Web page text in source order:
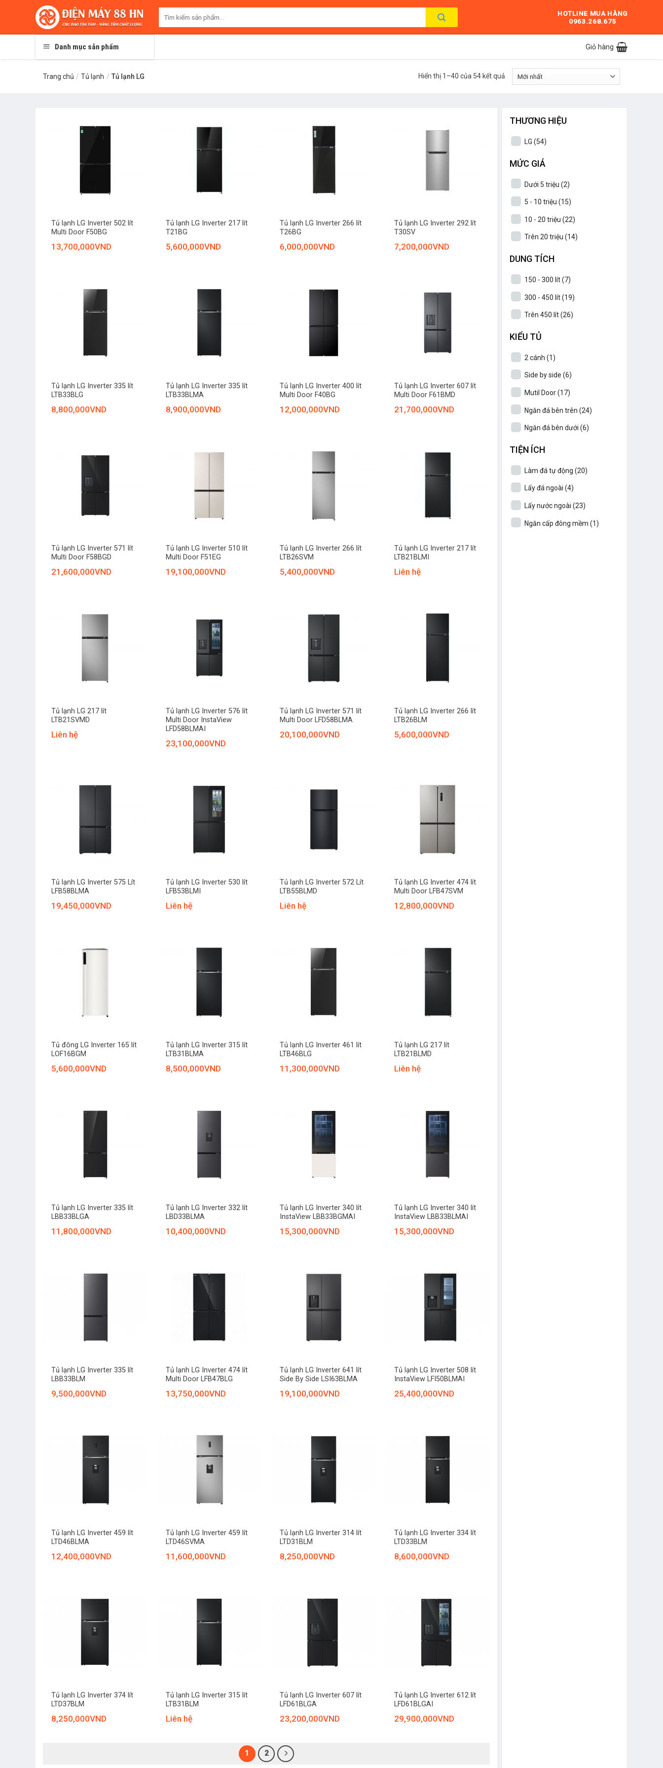
kiếm:
HOTLINE MUA HÀNG
0963.268.675
Danh mục sản phẩm Giỏ hàng
Trang chủ / Tủ lạnh / Tủ lạnh LG Hiển thị 1–40 của 54 kết quả
Tủ lạnh LG Inverter 502 lít
Multi Door F50BG
13,700,000VND
Tủ lạnh LG Inverter 217 lít
T21BG
5,600,000VND
Tủ lạnh LG Inverter 266 lít
T26BG
6,000,000VND
Tủ lạnh LG Inverter 292 lít
T30SV
7,200,000VND
Tủ lạnh LG Inverter 335 lít
LTB33BLG
8,800,000VND
Tủ lạnh LG Inverter 335 lít
LTB33BLMA
8,900,000VND
Tủ lạnh LG Inverter 400 lít
Multi Door F40BG
12,000,000VND
Tủ lạnh LG Inverter 607 lít
Multi Door F61BMD
21,700,000VND
Tủ lạnh LG Inverter 571 lít
Multi Door F58BGD
21,600,000VND
Tủ lạnh LG Inverter 510 lít
Multi Door F51EG
19,100,000VND
Tủ lạnh LG Inverter 266 lít
LTB26SVM
5,400,000VND
Tủ lạnh LG Inverter 217 lít
LTB21BLMI
Liên hệ
Tủ lạnh LG 217 lít
LTB21SVMD
Liên hệ
Tủ lạnh LG Inverter 576 lít
Multi Door InstaView
LFD58BLMAI
23,100,000VND
Tủ lạnh LG Inverter 571 lít
Multi Door LFD58BLMA
20,100,000VND
Tủ lạnh LG Inverter 266 lít
LTB26BLM
5,600,000VND
Tủ lạnh LG Inverter 575 Lít
LFB58BLMA
19,450,000VND
Tủ lạnh LG Inverter 530 lít
LFB53BLMI
Liên hệ
Tủ lạnh LG Inverter 572 Lít
LTB55BLMD
Liên hệ
Tủ lạnh LG Inverter 474 lít
Multi Door LFB47SVM
12,800,000VND
Tủ đông LG Inverter 165 lít
LOF16BGM
5,600,000VND
Tủ lạnh LG Inverter 315 lít
LTB31BLMA
8,500,000VND
Tủ lạnh LG Inverter 461 lít
LTB46BLG
11,300,000VND
Tủ lạnh LG 217 lít
LTB21BLMD
Liên hệ
Tủ lạnh LG Inverter 335 lít
LBB33BLGA
11,800,000VND
Tủ lạnh LG Inverter 332 lít
LBD33BLMA
10,400,000VND
Tủ lạnh LG Inverter 340 lít
InstaView LBB33BGMAI
15,300,000VND
Tủ lạnh LG Inverter 340 lít
InstaView LBB33BLMAI
15,300,000VND
Tủ lạnh LG Inverter 335 lít
LBB33BLM
9,500,000VND
Tủ lạnh LG Inverter 474 lít
Multi Door LFB47BLG
13,750,000VND
Tủ lạnh LG Inverter 641 lít
Side By Side LSI63BLMA
19,100,000VND
Tủ lạnh LG Inverter 508 lít
InstaView LFI50BLMAI
25,400,000VND
Tủ lạnh LG Inverter 459 lít
LTD46BLMA
12,400,000VND
Tủ lạnh LG Inverter 459 lít
LTD46SVMA
11,600,000VND
Tủ lạnh LG Inverter 314 lít
LTD31BLM
8,250,000VND
Tủ lạnh LG Inverter 334 lít
LTD33BLM
8,600,000VND
Tủ lạnh LG Inverter 374 lít
LTD37BLM
8,250,000VND
Tủ lạnh LG Inverter 315 lít
LTB31BLM
Liên hệ
Tủ lạnh LG Inverter 607 lít
LFD61BLGA
23,200,000VND
Tủ lạnh LG Inverter 612 lít
LFD61BLGAI
29,900,000VND
1 2
THƯƠNG HIỆU
LG (54)
MỨC GIÁ
Dưới 5 triệu (2)
5 - 10 triệu (15)
10 - 20 triệu (22)
Trên 20 triệu (14)
DUNG TÍCH
150 - 300 lít(7)
300 - 450 lít(19)
Trên 450 lít(26)
KIỂU TỦ
2 cánh (1)
Side by side (6)
Mutil Door(17)
Ngăn đá bên trên (24)
Ngăn đá bên dưới (6)
TIỆN ÍCH
Làm đá tự động (20)
Lấy đá ngoài (4)
Lấy nước ngoài (23)
Ngăn cấp đông mềm (1)